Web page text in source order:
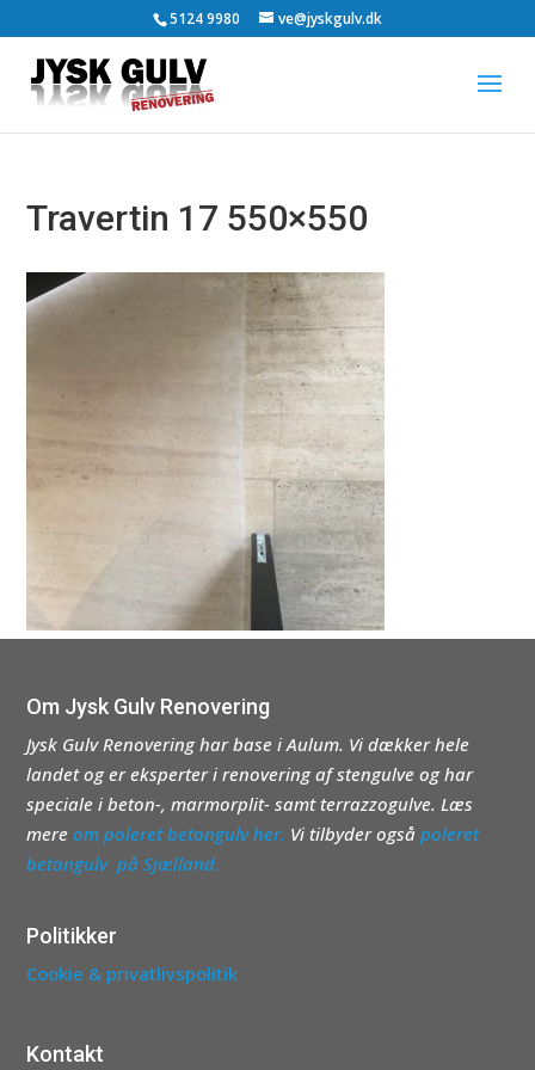
5124 9980 ve@jyskgulv.dk
Travertin 17 550×550
Om Jysk Gulv Renovering
Jysk Gulv Renovering har base i Aulum. Vi dækker hele
landet og er eksperter i renovering af stengulve og har
speciale i beton-, marmorplit- samt terrazzogulve. Læs
mereom poleret betongulv her. Vi tilbyder ogsåpoleret
betongulv på Sjælland.
Politikker
Cookie & privatlivspolitik
Kontakt